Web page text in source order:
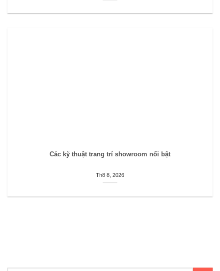
Các kỹ thuật trang trí showroom nổi bật
Th8 8, 2026